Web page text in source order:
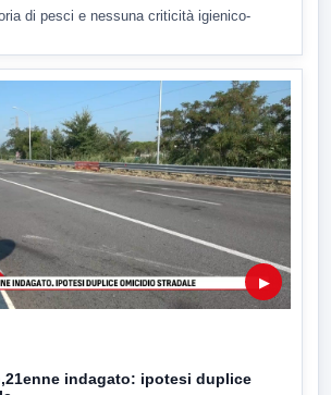
di pesci e nessuna criticità igienico-
▶
indagato: ipotesi duplice